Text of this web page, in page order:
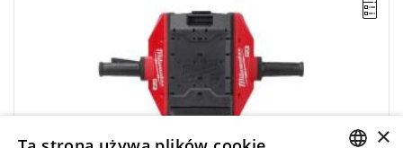
Kup produkt objęty promocją MILWAUKEE® Redemption Classic,
zarejestruj fakturę i odbierz dodatkowy akumulator za 2 zł.
Promocja wyłącznie dla podmiotów posiadających NIP.
Sprawdź szczegóły promocji
×